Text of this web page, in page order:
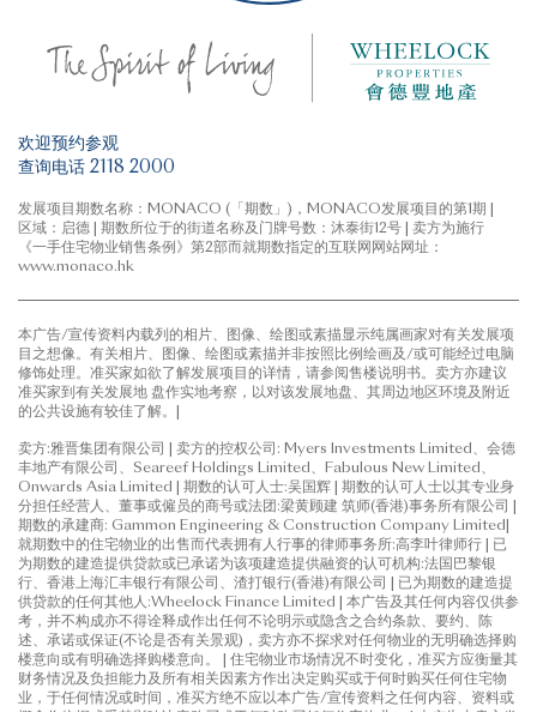
欢迎预约参观
查询电话 2118 2000
发展项目期数名称：MONACO (「期数」)，MONACO发展项目的第1期 |
区域：启德 | 期数所位于的街道名称及门牌号数：沐泰街12号 | 卖方为施行
《一手住宅物业销售条例》第2部而就期数指定的互联网网站网址：
www.monaco.hk
本广告/宣传资料内载列的相片、图像、绘图或素描显示纯属画家对有关发展项
目之想像。有关相片、图像、绘图或素描并非按照比例绘画及/或可能经过电脑
修饰处理。准买家如欲了解发展项目的详情，请参阅售楼说明书。卖方亦建议
准买家到有关发展地 盘作实地考察，以对该发展地盘、其周边地区环境及附近
的公共设施有较佳了解。|
卖方:雅晋集团有限公司 | 卖方的控权公司: Myers Investments Limited、会德
丰地产有限公司、Seareef Holdings Limited、Fabulous New Limited、
Onwards Asia Limited | 期数的认可人士:吴国辉 | 期数的认可人士以其专业身
分担任经营人、董事或僱员的商号或法团:梁黄顾建 筑师(香港)事务所有限公司 |
期数的承建商: Gammon Engineering & Construction Company Limited|
就期数中的住宅物业的出售而代表拥有人行事的律师事务所:高李叶律师行 | 已
为期数的建造提供贷款或已承诺为该项建造提供融资的认可机构:法国巴黎银
行、香港上海汇丰银行有限公司、渣打银行(香港)有限公司 | 已为期数的建造提
供贷款的任何其他人:Wheelock Finance Limited | 本广告及其任何内容仅供参
考，并不构成亦不得诠释成作出任何不论明示或隐含之合约条款、要约、陈
述、承诺或保证(不论是否有关景观)，卖方亦不探求对任何物业的无明确选择购
楼意向或有明确选择购楼意向。 | 住宅物业市场情况不时变化，准买方应衡量其
财务情况及负担能力及所有相关因素方作出决定购买或于何时购买任何住宅物
业，于任何情况或时间，准买方绝不应以本广告/宣传资料之任何内容、资料或